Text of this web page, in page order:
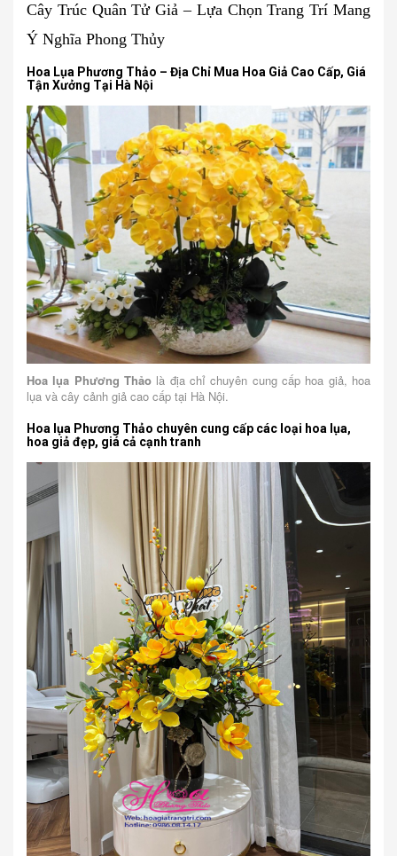
Cây Trúc Quân Tử Giả – Lựa Chọn Trang Trí Mang
Ý Nghĩa Phong Thủy
Hoa Lụa Phương Thảo – Địa Chỉ Mua Hoa Giả Cao Cấp, Giá
Tận Xưởng Tại Hà Nội
Hoa lụa Phương Thảo là địa chỉ chuyên cung cấp hoa giả, hoa
lụa và cây cảnh giả cao cấp tại Hà Nội.
Hoa lụa Phương Thảo chuyên cung cấp các loại hoa lụa,
hoa giả đẹp, giá cả cạnh tranh